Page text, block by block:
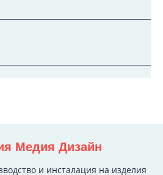
Медия Дизайн
и инсталация на изделия